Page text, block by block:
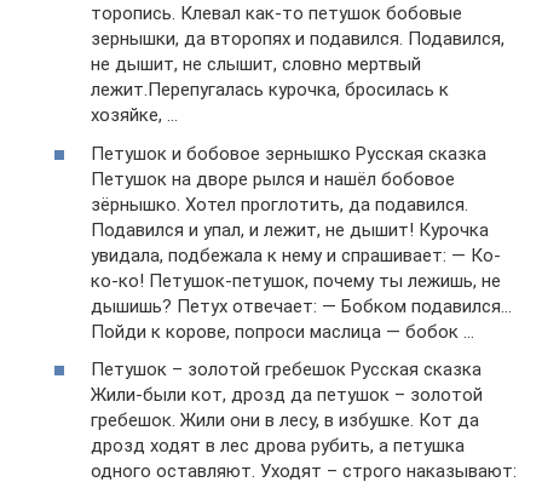
торопись. Клевал как-то петушок бобовые
зернышки, да второпях и подавился. Подавился,
не дышит, не слышит, словно мертвый
лежит.Перепугалась курочка, бросилась к
хозяйке, …
Петушок и бобовое зернышко Русская сказка
Петушок на дворе рылся и нашёл бобовое
зёрнышко. Хотел проглотить, да подавился.
Подавился и упал, и лежит, не дышит! Курочка
увидала, подбежала к нему и спрашивает: — Ко-
ко-ко! Петушок-петушок, почему ты лежишь, не
дышишь? Петух отвечает: — Бобком подавился…
Пойди к корове, попроси маслица — бобок …
Петушок – золотой гребешок Русская сказка
Жили-были кот, дрозд да петушок – золотой
гребешок. Жили они в лесу, в избушке. Кот да
дрозд ходят в лес дрова рубить, а петушка
одного оставляют. Уходят – строго наказывают: